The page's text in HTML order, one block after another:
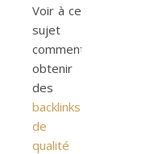
Voir à ce
sujet
comment
obtenir
des
backlinks
de
qualité